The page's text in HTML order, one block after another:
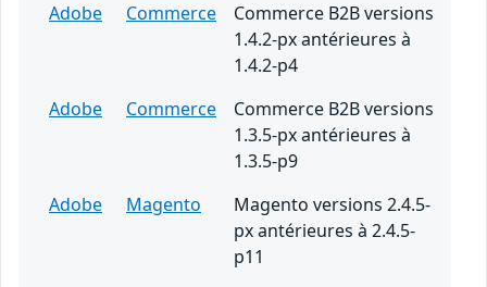
Adobe
Commerce
Commerce B2B versions
1.4.2-px antérieures à
1.4.2-p4
Adobe
Commerce
Commerce B2B versions
1.3.5-px antérieures à
1.3.5-p9
Adobe
Magento
Magento versions 2.4.5-
px antérieures à 2.4.5-
p11